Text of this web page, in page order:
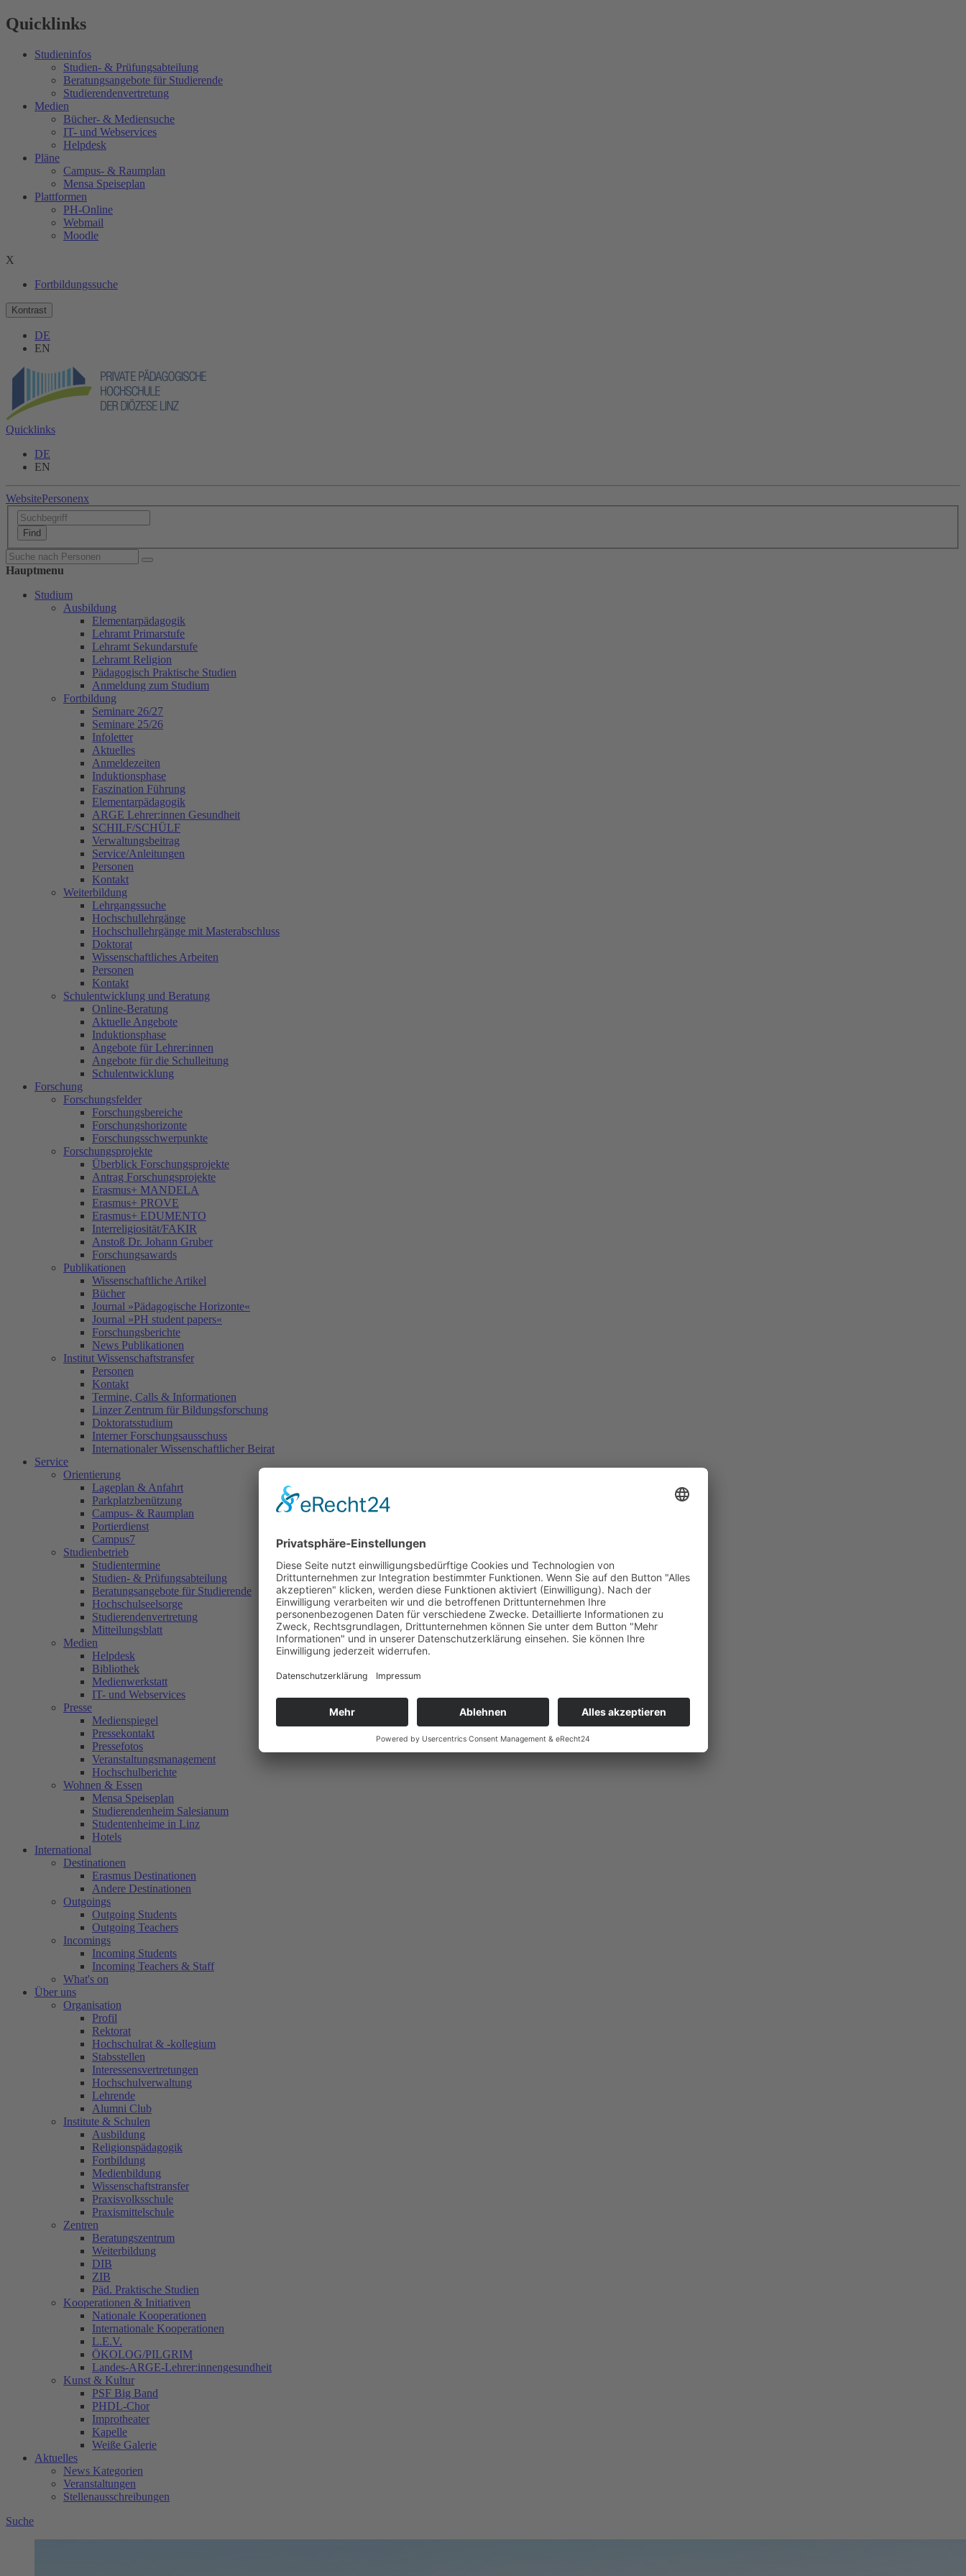
Quicklinks
Studieninfos
Studien- & Prüfungsabteilung
Beratungsangebote für Studierende
Studierendenvertretung
Medien
Bücher- & Mediensuche
IT- und Webservices
Helpdesk
Pläne
Campus- & Raumplan
Mensa Speiseplan
Plattformen
PH-Online
Webmail
Moodle
X
Fortbildungssuche
Kontrast
DE
EN
Quicklinks
DE
EN
WebsitePersonenx
Hauptmenu
Studium
Ausbildung
Elementarpädagogik
Lehramt Primarstufe
Lehramt Sekundarstufe
Lehramt Religion
Pädagogisch Praktische Studien
Anmeldung zum Studium
Fortbildung
Seminare 26/27
Seminare 25/26
Infoletter
Aktuelles
Anmeldezeiten
Induktionsphase
Faszination Führung
Elementarpädagogik
ARGE Lehrer:innen Gesundheit
SCHILF/SCHÜLF
Verwaltungsbeitrag
Service/Anleitungen
Personen
Kontakt
Weiterbildung
Lehrgangssuche
Hochschullehrgänge
Hochschullehrgänge mit Masterabschluss
Doktorat
Wissenschaftliches Arbeiten
Personen
Kontakt
Schulentwicklung und Beratung
Online-Beratung
Aktuelle Angebote
Induktionsphase
Angebote für Lehrer:innen
Angebote für die Schulleitung
Schulentwicklung
Forschung
Forschungsfelder
Forschungsbereiche
Forschungshorizonte
Forschungsschwerpunkte
Forschungsprojekte
Überblick Forschungsprojekte
Antrag Forschungsprojekte
Erasmus+ MANDELA
Erasmus+ PROVE
Erasmus+ EDUMENTO
Interreligiosität/FAKIR
Anstoß Dr. Johann Gruber
Forschungsawards
Publikationen
Wissenschaftliche Artikel
Bücher
Journal »Pädagogische Horizonte«
Journal »PH student papers«
Forschungsberichte
News Publikationen
Institut Wissenschaftstransfer
Personen
Kontakt
Termine, Calls & Informationen
Linzer Zentrum für Bildungsforschung
Doktoratsstudium
Interner Forschungsausschuss
Internationaler Wissenschaftlicher Beirat
Service
Orientierung
Lageplan & Anfahrt
Parkplatzbenützung
Campus- & Raumplan
Portierdienst
Campus7
Studienbetrieb
Studientermine
Studien- & Prüfungsabteilung
Beratungsangebote für Studierende
Hochschulseelsorge
Studierendenvertretung
Mitteilungsblatt
Medien
Helpdesk
Bibliothek
Medienwerkstatt
IT- und Webservices
Presse
Medienspiegel
Pressekontakt
Pressefotos
Veranstaltungsmanagement
Hochschulberichte
Wohnen & Essen
Mensa Speiseplan
Studierendenheim Salesianum
Studentenheime in Linz
Hotels
International
Destinationen
Erasmus Destinationen
Andere Destinationen
Outgoings
Outgoing Students
Outgoing Teachers
Incomings
Incoming Students
Incoming Teachers & Staff
What's on
Über uns
Organisation
Profil
Rektorat
Hochschulrat & -kollegium
Stabsstellen
Interessensvertretungen
Hochschulverwaltung
Lehrende
Alumni Club
Institute & Schulen
Ausbildung
Religionspädagogik
Fortbildung
Medienbildung
Wissenschaftstransfer
Praxisvolksschule
Praxismittelschule
Zentren
Beratungszentrum
Weiterbildung
DIB
ZIB
Päd. Praktische Studien
Kooperationen & Initiativen
Nationale Kooperationen
Internationale Kooperationen
L.E.V.
ÖKOLOG/PILGRIM
Landes-ARGE-Lehrer:innengesundheit
Kunst & Kultur
PSF Big Band
PHDL-Chor
Improtheater
Kapelle
Weiße Galerie
Aktuelles
News Kategorien
Veranstaltungen
Stellenausschreibungen
Suche